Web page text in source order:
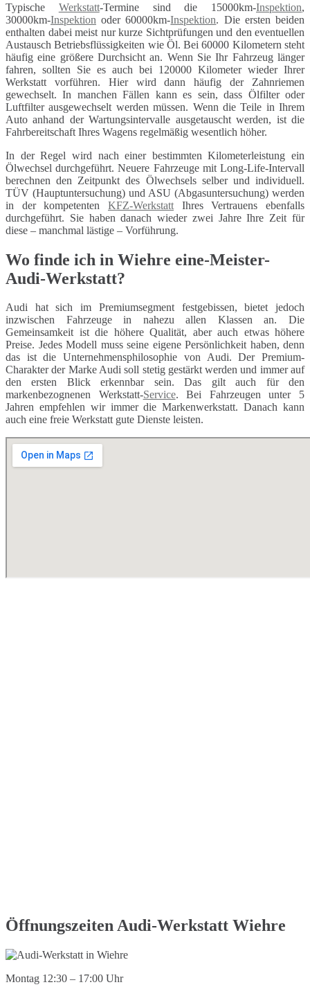
Typische Werkstatt-Termine sind die 15000km-Inspektion,
30000km-Inspektion oder 60000km-Inspektion. Die ersten beiden
enthalten dabei meist nur kurze Sichtprüfungen und den eventuellen
Austausch Betriebsflüssigkeiten wie Öl. Bei 60000 Kilometern steht
häufig eine größere Durchsicht an. Wenn Sie Ihr Fahrzeug länger
fahren, sollten Sie es auch bei 120000 Kilometer wieder Ihrer
Werkstatt vorführen. Hier wird dann häufig der Zahnriemen
gewechselt. In manchen Fällen kann es sein, dass Ölfilter oder
Luftfilter ausgewechselt werden müssen. Wenn die Teile in Ihrem
Auto anhand der Wartungsintervalle ausgetauscht werden, ist die
Fahrbereitschaft Ihres Wagens regelmäßig wesentlich höher.
In der Regel wird nach einer bestimmten Kilometerleistung ein
Ölwechsel durchgeführt. Neuere Fahrzeuge mit Long-Life-Intervall
berechnen den Zeitpunkt des Ölwechsels selber und individuell.
TÜV (Hauptuntersuchung) und ASU (Abgasuntersuchung) werden
in der kompetenten KFZ-Werkstatt Ihres Vertrauens ebenfalls
durchgeführt. Sie haben danach wieder zwei Jahre Ihre Zeit für
diese – manchmal lästige – Vorführung.
Wo finde ich in Wiehre eine-Meister-
Audi-Werkstatt?
Audi hat sich im Premiumsegment festgebissen, bietet jedoch
inzwischen Fahrzeuge in nahezu allen Klassen an. Die
Gemeinsamkeit ist die höhere Qualität, aber auch etwas höhere
Preise. Jedes Modell muss seine eigene Persönlichkeit haben, denn
das ist die Unternehmensphilosophie von Audi. Der Premium-
Charakter der Marke Audi soll stetig gestärkt werden und immer auf
den ersten Blick erkennbar sein. Das gilt auch für den
markenbezognenen Werkstatt-Service. Bei Fahrzeugen unter 5
Jahren empfehlen wir immer die Markenwerkstatt. Danach kann
auch eine freie Werkstatt gute Dienste leisten.
Öffnungszeiten Audi-Werkstatt Wiehre
Montag 12:30 – 17:00 Uhr